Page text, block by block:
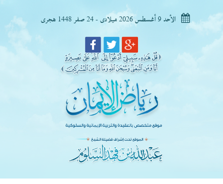
الأحد 9 أغسطس 2026 ميلادى - 24 صفر 1448 هجرى